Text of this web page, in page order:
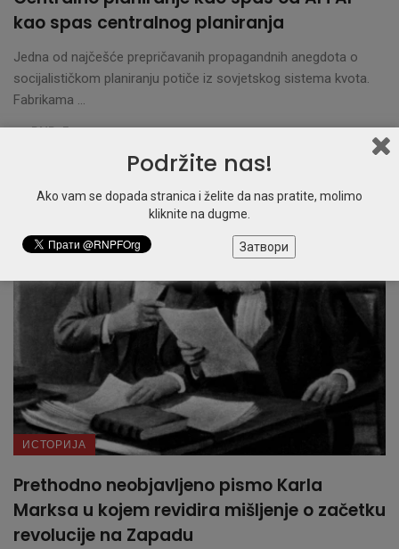
kao spas centralnog planiranja
Jedna od najčešće prepričavanih propagandnih anegdota o
socijalističkom planiranju potiče iz sovjetskog sistema kvota.
Fabrikama ...
ByRNP-F 7. oktobar 2025.
ИСТОРИЈА
Prethodno neobjavljeno pismo Karla
Marksa u kojem revidira mišljenje o začetku
revolucije na Zapadu
Podržite nas!
Ako vam se dopada stranica i želite da nas pratite, molimo
kliknite na dugme.
Затвори